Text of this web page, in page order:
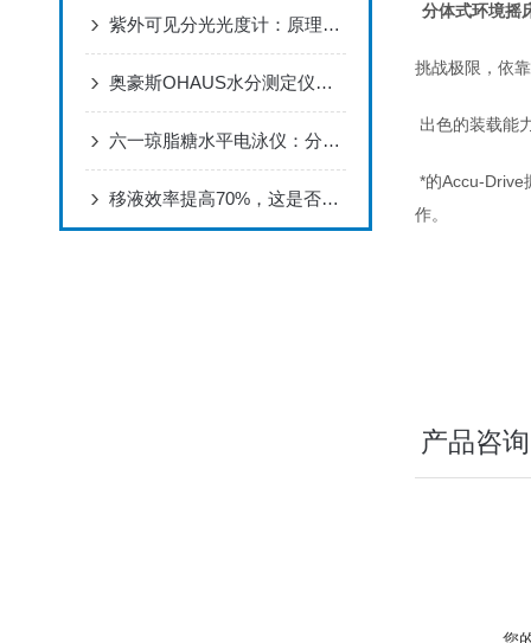
紫外可见分光光度计：原理、维护与故障排除
奥豪斯OHAUS水分测定仪MB23使用指南
六一琼脂糖水平电泳仪：分子生物学的精密分离工具
移液效率提高70%，这是否是您实验室需要的？
分体式环境摇
挑战极限，依
出色的装载能
*的Accu-Drive
作。
产品咨询